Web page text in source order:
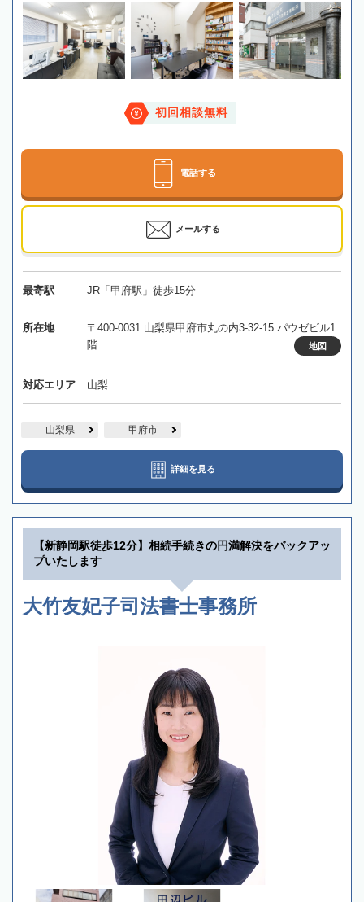
初回相談無料
電話する
メールする
最寄駅 JR「甲府駅」徒歩15分
所在地
〒400-0031 山梨県甲府市丸の内3-32-15 パウゼビル1
階
地図
対応エリア 山梨
山梨県 甲府市
詳細を見る
【新静岡駅徒歩12分】相続手続きの円満解決をバックアッ
プいたします
大竹友妃子司法書士事務所